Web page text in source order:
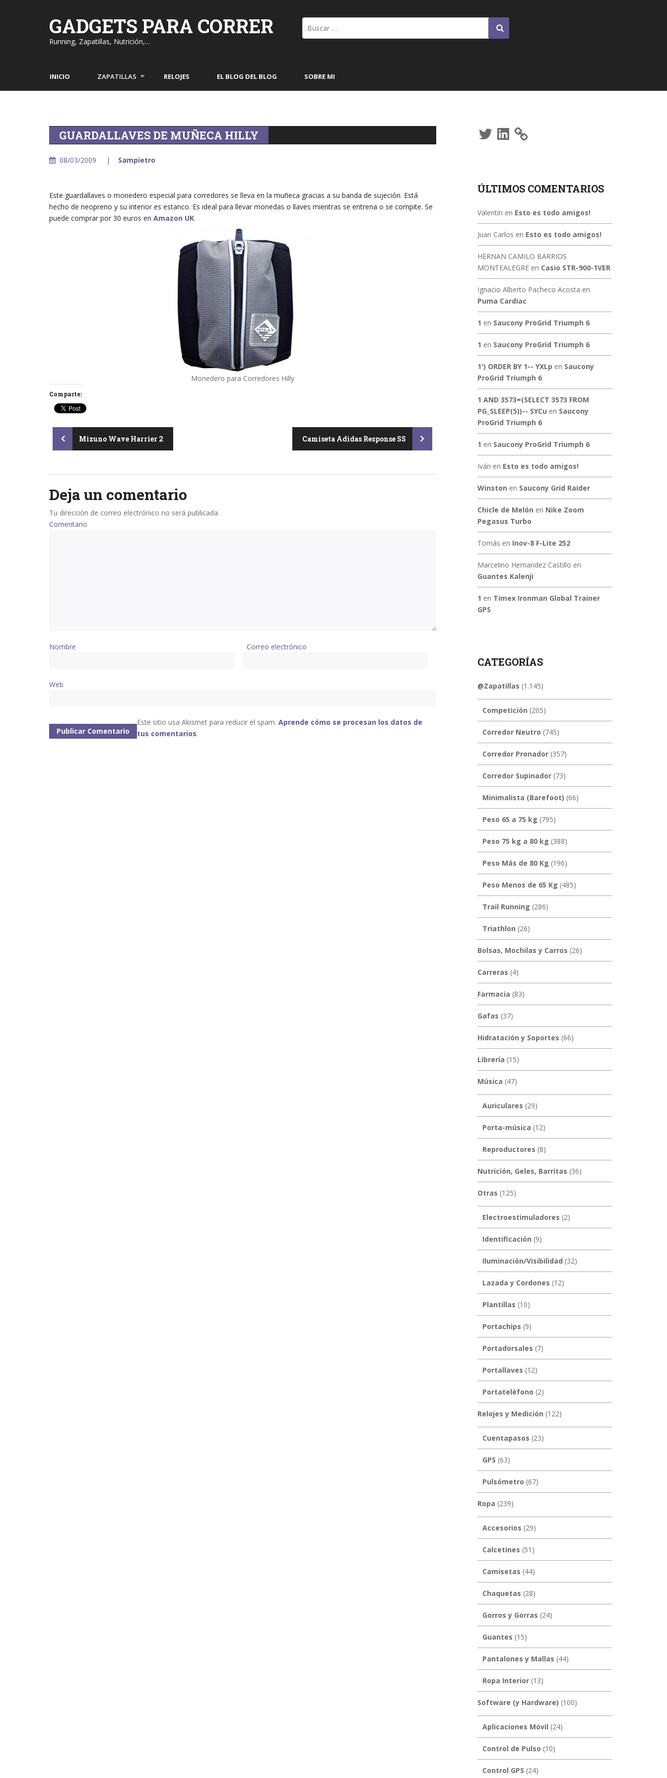
GADGETS PARA CORRER
Running, Zapatillas, Nutrición,…
INICIO ZAPATILLAS RELOJES EL BLOG DEL BLOG SOBRE MI
GUARDALLAVES DE MUÑECA HILLY
08/03/2009 Sampietro
Este guardallaves o monedero especial para corredores se lleva en la muñeca gracias a su banda de sujeción. Está
hecho de neopreno y su interior es estanco. Es ideal para llevar monedas o llaves mientras se entrena o se compite. Se
puede comprar por 30 euros en Amazon UK.
Monedero para Corredores Hilly
Comparte:
Post
navigation
Mizuno Wave Harrier 2 Camiseta Adidas Response SS
Deja un comentario
Tu dirección de correo electrónico no será publicada.
Comentario
Nombre Correo electrónico
Web
Este sitio usa Akismet para reducir el spam. Aprende cómo se procesan los datos de
tus comentarios.
TwitterLinkedIn
ÚLTIMOS COMENTARIOS
Valentín en Esto es todo amigos!
Juan Carlos en Esto es todo amigos!
HERNAN CAMILO BARRIOS
MONTEALEGREen Casio STR-900-1VER
Ignacio Alberto Pacheco Acosta en
Puma Cardiac
1 en Saucony ProGrid Triumph 6
1 en Saucony ProGrid Triumph 6
1') ORDER BY 1-- YXLp en Saucony
ProGrid Triumph 6
1 AND 3573=(SELECT 3573 FROM
PG_SLEEP(5))-- SYCu en Saucony
ProGrid Triumph 6
1 en Saucony ProGrid Triumph 6
Iván en Esto es todo amigos!
Winston en Saucony Grid Raider
Chicle de Melón en Nike Zoom
Pegasus Turbo
Tomás en Inov-8 F-Lite 252
Marcelino Hernandez Castillo en
Guantes Kalenji
1 en Timex Ironman Global Trainer
GPS
CATEGORÍAS
@Zapatillas (1.145)
Competición (205)
Corredor Neutro (745)
Corredor Pronador(357)
Corredor Supinador(73)
Minimalista (Barefoot) (66)
Peso 65 a 75 kg (795)
Peso 75 kg a 80 kg (388)
Peso Más de 80 Kg (196)
Peso Menos de 65 Kg (485)
Trail Running (286)
Triathlon (26)
Bolsas, Mochilas y Carros (26)
Carreras (4)
Farmacia (83)
Gafas (37)
Hidratación y Soportes (66)
Librería (15)
Música (47)
Auriculares (29)
Porta-música (12)
Reproductores (8)
Nutrición, Geles, Barritas (36)
Otras (125)
Electroestimuladores (2)
Identificación (9)
Iluminación/Visibilidad (32)
Lazada y Cordones (12)
Plantillas (10)
Portachips (9)
Portadorsales (7)
Portallaves (12)
Portateléfono (2)
Relojes y Medición (122)
Cuentapasos (23)
GPS (63)
Pulsómetro (67)
Ropa (239)
Accesorios (29)
Calcetines (51)
Camisetas (44)
Chaquetas (28)
Gorros y Gorras (24)
Guantes (15)
Pantalones y Mallas (44)
Ropa Interior(13)
Software (y Hardware) (100)
Aplicaciones Móvil (24)
Control de Pulso (10)
Control GPS (24)